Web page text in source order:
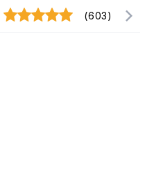
(603)